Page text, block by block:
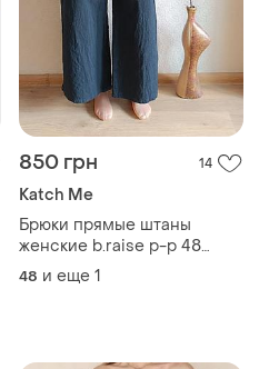
850 грн 14
Katch Me
Брюки прямые штаны
женские b.raise р-р 48
классика
48 и еще 1